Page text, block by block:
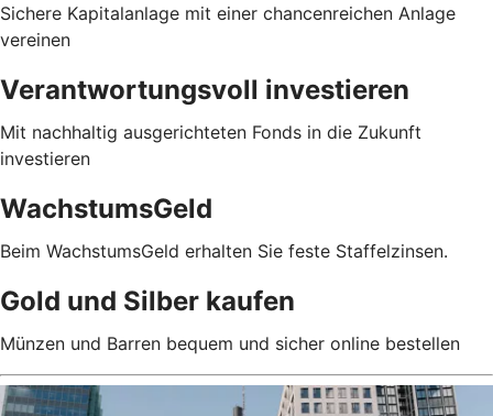
Sichere Kapitalanlage mit einer chancenreichen Anlage
vereinen
Verantwortungsvoll investieren
Mit nachhaltig ausgerichteten Fonds in die Zukunft
investieren
WachstumsGeld
Beim WachstumsGeld erhalten Sie feste Staffelzinsen.
Gold und Silber kaufen
Münzen und Barren bequem und sicher online bestellen